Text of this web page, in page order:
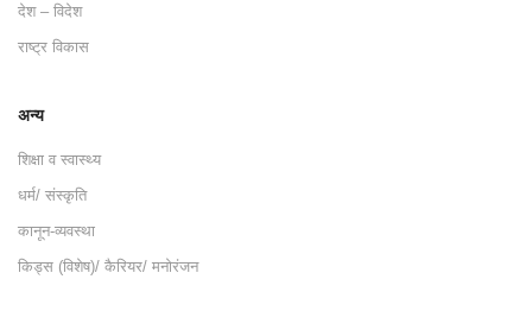
देश – विदेश
राष्ट्र विकास
अन्य
शिक्षा व स्वास्थ्य
धर्म/ संस्कृति
कानून-व्यवस्था
किड्स (विशेष)/ कैरियर/ मनोरंजन